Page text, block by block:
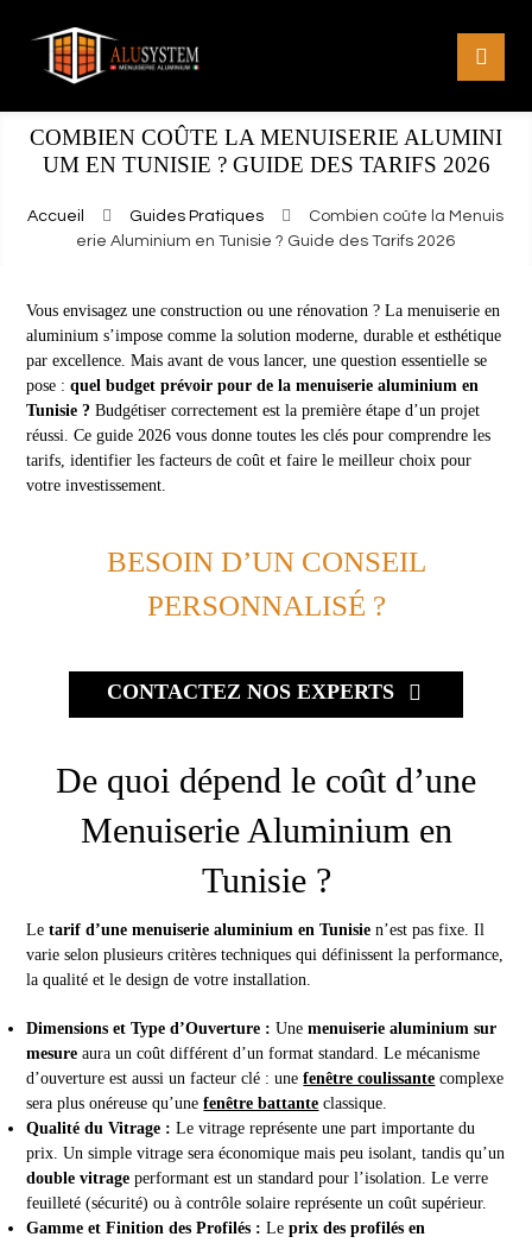
COMBIEN COÛTE LA MENUISERIE ALUMINI
UM EN TUNISIE ? GUIDE DES TARIFS 2026
Guides Pratiques
Combien coûte la Menuis
erie Aluminium en Tunisie ? Guide des Tarifs 2026
Vous envisagez une construction ou une rénovation ? La menuiserie en
aluminium s’impose comme la solution moderne, durable et esthétique
par excellence. Mais avant de vous lancer, une question essentielle se
pose :quel budget prévoir pour de la menuiserie aluminium en
Tunisie ? Budgétiser correctement est la première étape d’un projet
réussi. Ce guide 2026 vous donne toutes les clés pour comprendre les
tarifs, identifier les facteurs de coût et faire le meilleur choix pour
votre investissement.
BESOIN D’UN CONSEIL
PERSONNALISÉ ?
CONTACTEZ NOS EXPERTS
De quoi dépend le coût d’une
Menuiserie Aluminium en
Tunisie ?
Letarif d’une menuiserie aluminium en Tunisie n’est pas fixe. Il
varie selon plusieurs critères techniques qui définissent la performance,
la qualité et le design de votre installation.
Dimensions et Type d’Ouverture : Unemenuiserie aluminium sur
mesure aura un coût différent d’un format standard. Le mécanisme
d’ouverture est aussi un facteur clé : unefenêtre coulissante complexe
sera plus onéreuse qu’unefenêtre battante classique.
Qualité du Vitrage : Le vitrage représente une part importante du
prix. Un simple vitrage sera économique mais peu isolant, tandis qu’un
double vitrage performant est un standard pour l’isolation. Le verre
feuilleté (sécurité) ou à contrôle solaire représente un coût supérieur.
Gamme et Finition des Profilés : Leprix des profilés en